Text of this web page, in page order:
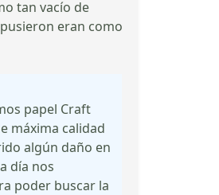
tan vacío de
eran como
papel Craft
máxima calidad
algún daño en
día nos
poder buscar la